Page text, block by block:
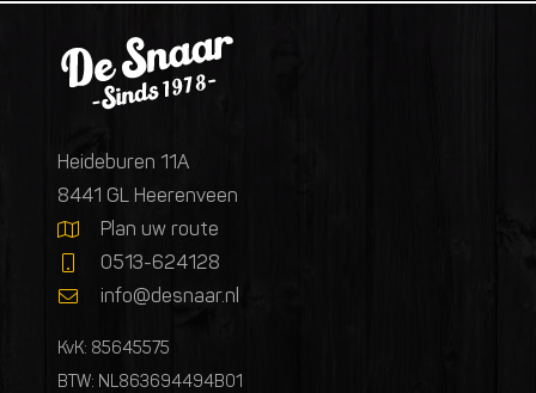
Heideburen 11A
8441 GL Heerenveen
Plan uw route
0513-624128
info@desnaar.nl
KvK: 85645575
BTW: NL863694494B01